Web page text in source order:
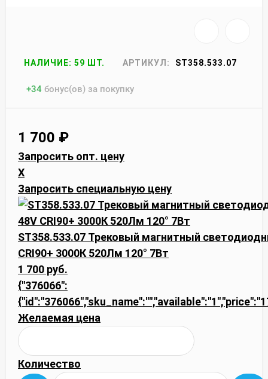
НАЛИЧИЕ: 59 ШТ. АРТИКУЛ: ST358.533.07
+34 бонус(ов) за покупку
1 700 ₽
Запросить опт. цену
X
Запросить специальную цену
ST358.533.07 Трековый магнитный
CRI90+ 3000К 520Лм 120° 7Вт
1 700 руб.
{"376066":
Желаемая цена
Количество